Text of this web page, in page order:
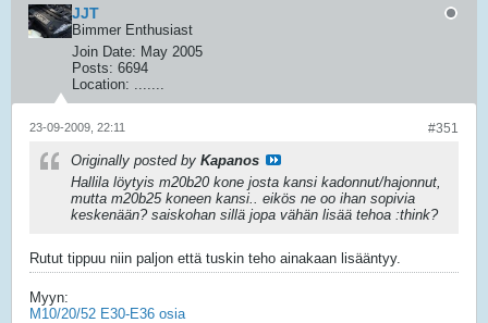
JJT
Bimmer Enthusiast
Join Date: May 2005
Posts: 6694
Location: .......
#351
23-09-2009, 22:11
Originally posted by Kapanos
Hallila löytyis m20b20 kone josta kansi kadonnut/hajonnut,
mutta m20b25 koneen kansi.. eikös ne oo ihan sopivia
keskenään? saiskohan sillä jopa vähän lisää tehoa :think?
Rutut tippuu niin paljon että tuskin teho ainakaan lisääntyy.
Myyn:
M10/20/52 E30-E36 osia